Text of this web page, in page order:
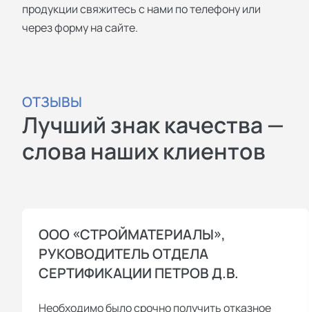
продукции свяжитесь с нами по телефону или
через форму на сайте.
ОТЗЫВЫ
Лучший знак качества —
слова наших клиентов
ООО «СТРОЙМАТЕРИАЛЫ»,
РУКОВОДИТЕЛЬ ОТДЕЛА
СЕРТИФИКАЦИИ ПЕТРОВ Д.В.
Необходимо было срочно получить отказное